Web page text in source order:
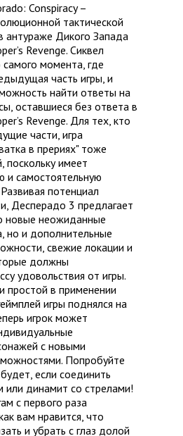
Conspiracy –
тактической
антураже Дикого Запада
Revenge. Сиквел
самого момента, где
часть игры, и
найти ответы на
оставшиеся без ответа в
Revenge. Для тех, кто
части, игра
в прериях" тоже
поскольку имеет
и самостоятельную
потенциал
Десперадо 3 предлагает
новые неожиданные
но и дополнительные
свежие локации и
должны
удовольствия от игры.
простой в применении
игры поднялся на
игрок может
с новыми
Попробуйте
если соединить
или динамит со стрелами!
с первого раза
вам нравится, что
и убрать с глаз долой